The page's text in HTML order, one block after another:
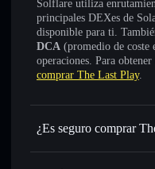
Solflare utiliza
principales DEXes de
disponible para ti.
DCA (promedio de coste
operaciones. Para
comprar The Last Play.
¿Es seguro comprar
The Last Play